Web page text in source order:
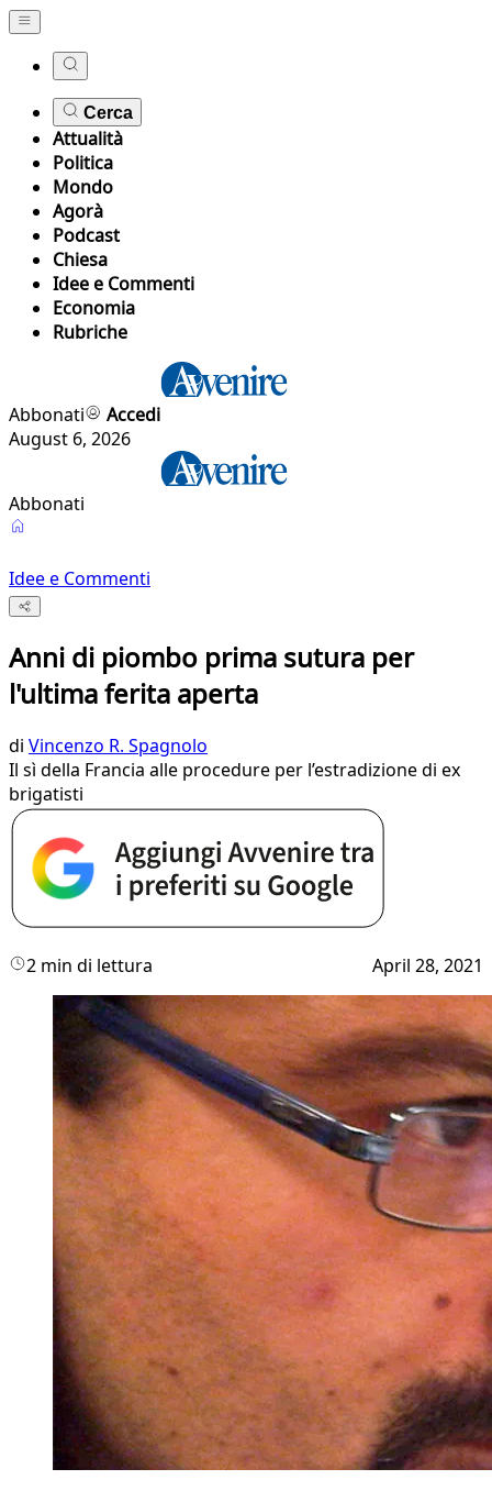
Cerca
Attualità
Politica
Mondo
Agorà
Podcast
Chiesa
Idee e Commenti
Economia
Rubriche
Abbonati
Accedi
August 6, 2026
Abbonati
Idee e Commenti
Anni di piombo prima sutura per
l'ultima ferita aperta
di Vincenzo R. Spagnolo
Il sì della Francia alle procedure per l’estradizione di ex
brigatisti
2 min di lettura April 28, 2021